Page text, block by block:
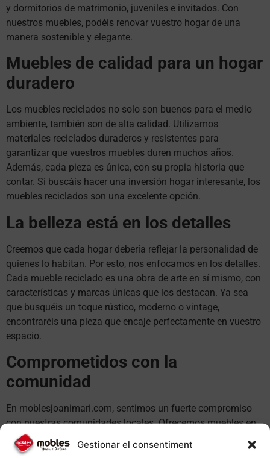
Gestionar el consentiment
y dormitorios de matrimonio, juveniles e invitados. Con
nuestros muebles, podéis renovar vuestro hogar de una
manera sostenible y elegante.
Muebles de calidad para un hogar
duradero
Los muebles reciclados no solo son buenos para el medio
ambiente, también son de alta calidad. Utilizamos
materiales reciclados duraderos y resistentes para
garantizar que vuestros muebles duren muchos años.
Además, cada pieza es única, con su propia historia que
contar. Si buscáis hacer una inversión hogar interesante, los
muebles reciclados son una excelente opción.
La belleza está en los detalles
Creemos que cada hogar debería reflejar la personalidad de
quienes lo habitan. Por esto, nos enfocamos en los detalles.
Cada mueble reciclado es una obra de arte en sí mismo, con
características y marcas únicas que los destacan. Ya sea
que busquéis un toque rústico, moderno o vintage,
encontraréis una pieza que encaje perfectamente en vuestro
espacio.
Comprometidos con la
comunidad
En moblesjoanimari.com, sentimos un fuerte compromiso
con nuestras comunidades locales. Ofrecemos muebles en
Igualada, Anoia, Vilanova del Camí, Santa Margarida de
Montbui, Piera, Capellades, La Pobla de Claramunt, El Bruc,